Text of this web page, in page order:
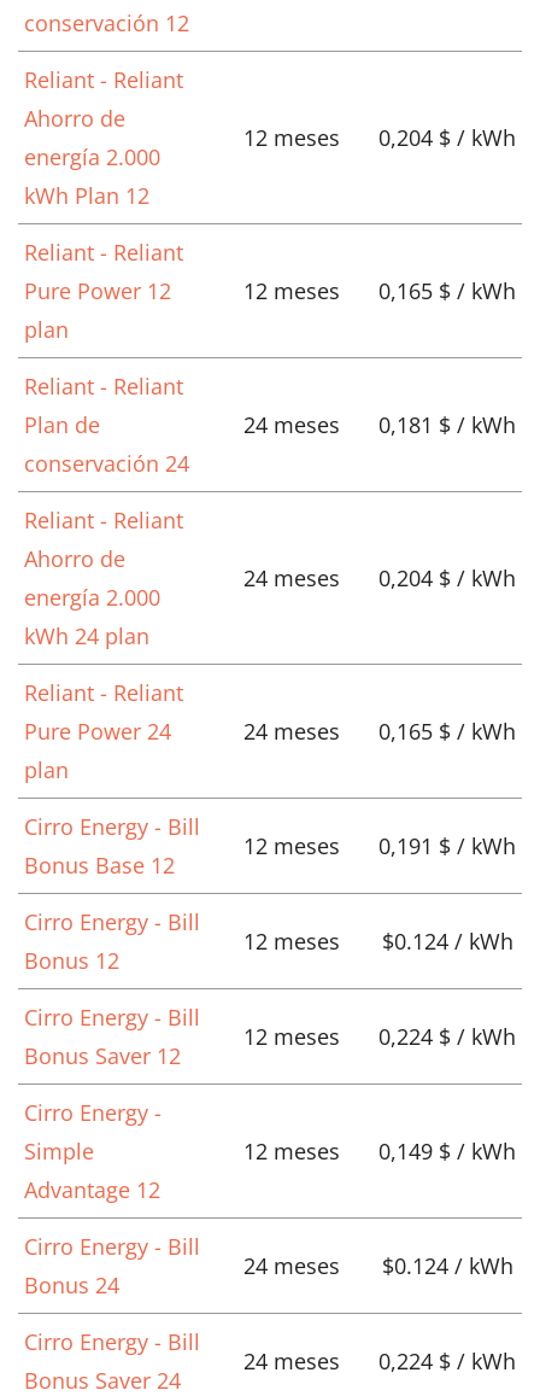
conservación 12
Reliant - Reliant
Ahorro de
energía 2.000
kWh Plan 12
12 meses 0,204 $ / kWh
Reliant - Reliant
Pure Power 12
plan
12 meses 0,165 $ / kWh
Reliant - Reliant
Plan de
conservación 24
24 meses 0,181 $ / kWh
Reliant - Reliant
Ahorro de
energía 2.000
kWh 24 plan
24 meses 0,204 $ / kWh
Reliant - Reliant
Pure Power 24
plan
24 meses 0,165 $ / kWh
Cirro Energy - Bill
Bonus Base 12
12 meses 0,191 $ / kWh
Cirro Energy - Bill
Bonus 12
12 meses $0.124 / kWh
Cirro Energy - Bill
Bonus Saver 12
12 meses 0,224 $ / kWh
Cirro Energy -
Simple
Advantage 12
12 meses 0,149 $ / kWh
Cirro Energy - Bill
Bonus 24
24 meses $0.124 / kWh
Cirro Energy - Bill
Bonus Saver 24
24 meses 0,224 $ / kWh